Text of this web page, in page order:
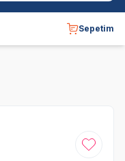
Sepetim
Favoriye